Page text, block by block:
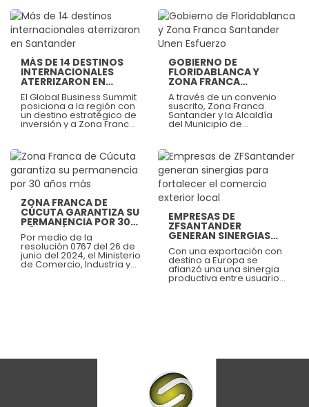
proyección internacional
de Santander y Colombia.
internacionalización
desde Zona Franca
Santander. Con
exportaciones al sur de la
Florida y planes de
expansión hacia
Centroamérica,
demuestra que desde las
regiones también se
pueden crear negocios
globales.
Ver más
MÁS DE 14 DESTINOS
INTERNACIONALES
ATERRIZARON EN
SANTANDER
El Global Business Summit
posiciona a la región con
un destino estratégico de
inversión y a Zona Franca
Santander como una
conexión empresarial
internacional.
Ver más
GOBIERNO DE
FLORIDABLANCA Y
ZONA FRANCA
SANTANDER UNEN
ESFUERZO
A través de un convenio
suscrito, Zona Franca
Santander y la Alcaldía
del Municipio de
Floridablanca
cooperación y el trabajo
articulado para impulsar
iniciativas de carácter
social, económico y
empresarial. Este acuerdo
sienta las bases para
generar desarrollo y
prosperidad.
Ver más
ZONA FRANCA DE
CÚCUTA GARANTIZA SU
PERMANENCIA POR 30
AÑOS MÁS
Por medio de la
resolución 0767 del 26 de
junio del 2024, el Ministerio
de Comercio, Industria y
Turismo de Colombia,
Ver más
EMPRESAS DE
ZFSANTANDER
GENERAN SINERGIAS
PARA FORTALECER EL
COMERCIO EXTERIOR
LOCAL
Con una exportación con
destino a Europa se
afianzó una una sinergia
productiva entre usuarios
de nuestro ecosistema